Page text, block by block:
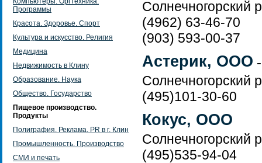
Программы
Красота. Здоровье. Спорт
Культура и искусство. Религия
Медицина
Недвижимость в Клину
Образование. Наука
Общество. Государство
Пищевое производство.
Продукты
Полиграфия. Реклама. PR в г. Клин
Промышленность. Производство
СМИ и печать
Солнечногорский
(4962) 63-46-70
(903) 593-00-37
Астерик, ООО
Солнечногорский
(495)101-30-60
Кокус, ООО
Солнечногорский
(495)535-94-04